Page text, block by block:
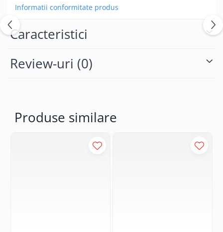
Informatii conformitate produs
Caracteristici
Review-uri (0)
Produse similare